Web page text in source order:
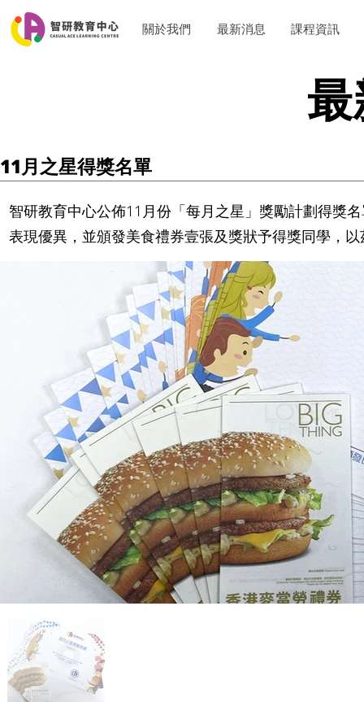
關於我們 最新消息 課程資訊
11月之星得獎名單
智研教育中心公佈11月份​「每月之星」獎勵計劃得獎
表現優異，並頒發美食禮券壹張及獎狀予得獎同學，